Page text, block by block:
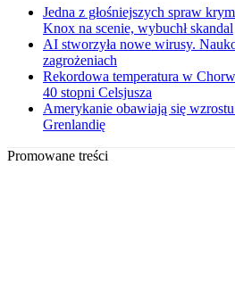
Jedna z głośniejszych spraw
Knox na scenie, wybuchł skandal
AI stworzyła nowe wirusy.
zagrożeniach
Rekordowa temperatura w
40 stopni Celsjusza
Amerykanie obawiają się
Grenlandię
Promowane treści